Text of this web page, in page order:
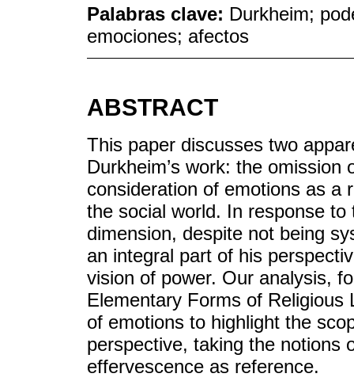
Palabras clave: Durkheim;
emociones; afectos
ABSTRACT
This paper discusses two
Durkheim’s work: the
consideration of emotions as a
the social world. In response
dimension, despite not being
an integral part of his
vision of power. Our analysis,
Elementary Forms of
of emotions to highlight the
perspective, taking the notions
effervescence as reference.